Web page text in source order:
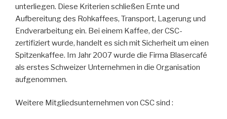
unterliegen. Diese Kriterien schließen Ernte und
Aufbereitung des Rohkaffees, Transport, Lagerung und
Endverarbeitung ein. Bei einem Kaffee, der CSC-
zertifiziert wurde, handelt es sich mit Sicherheit um einen
Spitzenkaffee. Im Jahr 2007 wurde die Firma Blasercafé
als erstes Schweizer Unternehmen in die Organisation
aufgenommen.
Weitere Mitgliedsunternehmen von CSC sind :